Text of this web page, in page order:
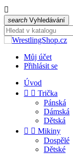

search Vyhledávání
Můj účet
Přihlásit se
Úvod
  Trička
Pánská
Dámská
Dětská
  Mikiny
Dospělé
Dětské